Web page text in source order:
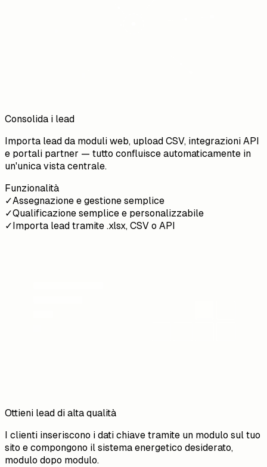
Consolida i lead
Importa lead da moduli web, upload CSV, integrazioni API
e portali partner — tutto confluisce automaticamente in
un'unica vista centrale.
Funzionalità
✓Assegnazione e gestione semplice
✓Qualificazione semplice e personalizzabile
✓Importa lead tramite .xlsx, CSV o API
Ottieni lead di alta qualità
I clienti inseriscono i dati chiave tramite un modulo sul tuo
sito e compongono il sistema energetico desiderato,
modulo dopo modulo.